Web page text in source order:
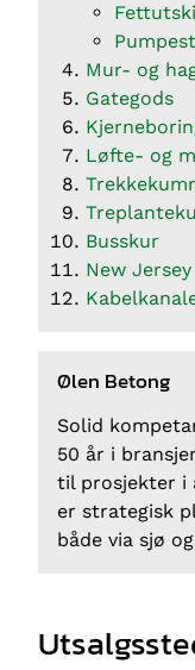
Mur- og
Gategods
Løfte- og
Busskur
New Jersey
Ølen Betong
Solid
50 år i
til prosjekter i
er strategisk
både via sjø